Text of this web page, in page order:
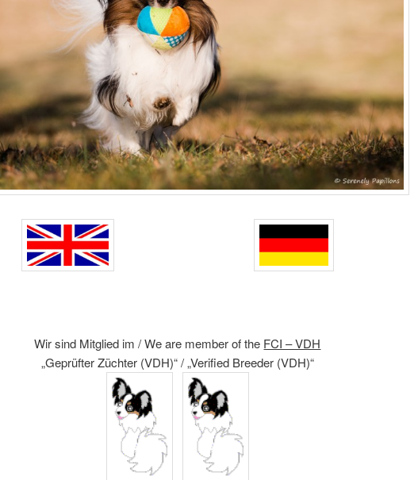
Wir sind Mitglied im / We are member of the FCI – VDH
„Geprüfter Züchter (VDH)“ / „Verified Breeder (VDH)“